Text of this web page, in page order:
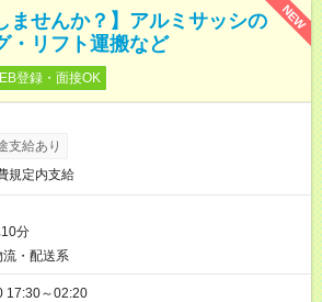
NEW
ませんか？】アルミサッシの
・リフト運搬など
登録・面接OK
支給あり
規定内支給
分
・配送系
17:30～02:20